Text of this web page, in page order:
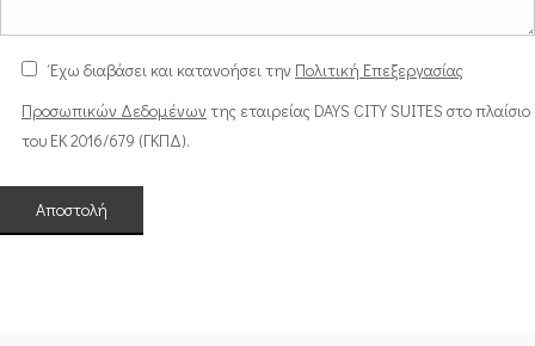
Έχω διαβάσει και κατανοήσει την Πολιτική Επεξεργασίας
Προσωπικών Δεδομένωντης εταιρείας DAYS CITY SUITES στο πλαίσιο
του ΕΚ 2016/679 (ΓΚΠΔ).